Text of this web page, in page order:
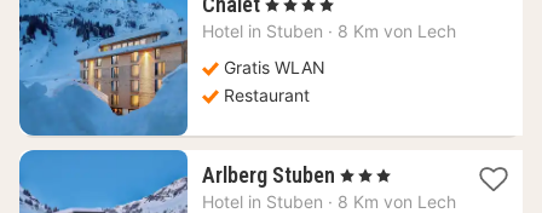
Nacht
127,14
€
, 4 Sterne
Hotel in Stuben · 8 Km von Lech
Gratis WLAN
Restaurant
Arlberg Stuben 1
Nacht
, 3 Sterne
Hotel in Stuben · 8 Km von Lech